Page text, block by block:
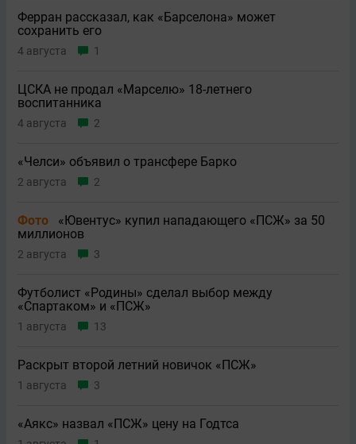
Ферран рассказал, как «Барселона» может
сохранить его
4 августа 1
ЦСКА не продал «Марселю» 18-летнего
воспитанника
4 августа 2
«Челси» объявил о трансфере Барко
2 августа 2
Фото
«Ювентус» купил нападающего «ПСЖ» за 50
миллионов
2 августа 3
Футболист «Родины» сделал выбор между
«Спартаком» и «ПСЖ»
1 августа 13
Раскрыт второй летний новичок «ПСЖ»
1 августа 3
«Аякс» назвал «ПСЖ» цену на Годтса